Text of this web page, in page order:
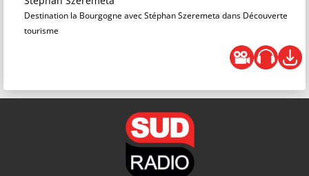
Destination la Bourgogne avec Stéphan Szeremeta dans Découverte
tourisme